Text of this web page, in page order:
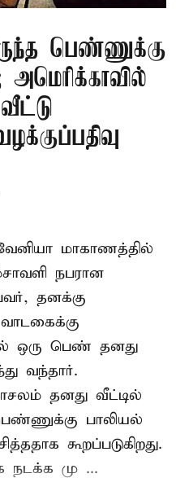
பெண்ணுக்கு
மாகாணத்தில்
நபரான
தனக்கு
ஒரு பெண் தனது
வந்தார்.
தனது வீட்டில்
பாலியல்
கூறப்படுகிறது.
மு ...